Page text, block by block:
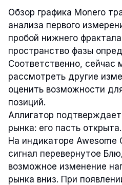
Обзор графика Monero
анализа первого
пробой нижнего
пространство фазы
Соответственно,
рассмотреть другие
оценить возможности
позиций.
Аллигатор
рынка: его пасть открыта.
На индикаторе Awesome
сигнал перевернутое
возможное изменение
рынка вниз. При